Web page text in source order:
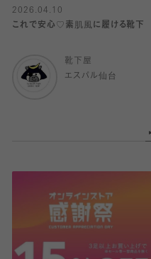
2026.04.10
これで安心♡素肌風に履ける靴下
靴下屋
エスパル仙台